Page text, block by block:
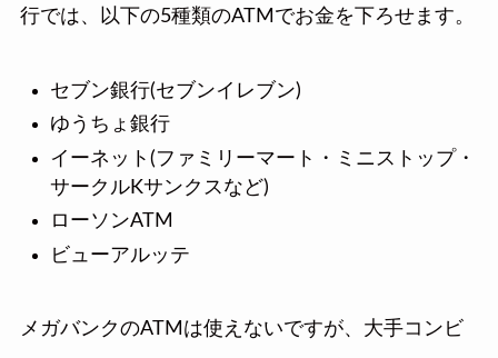
行では、以下の5種類のATMでお金を下ろせます。
セブン銀行(セブンイレブン)
ゆうちょ銀行
イーネット(ファミリーマート・ミニストップ・
サークルKサンクスなど)
ローソンATM
ビューアルッテ
メガバンクのATMは使えないですが、大手コンビ